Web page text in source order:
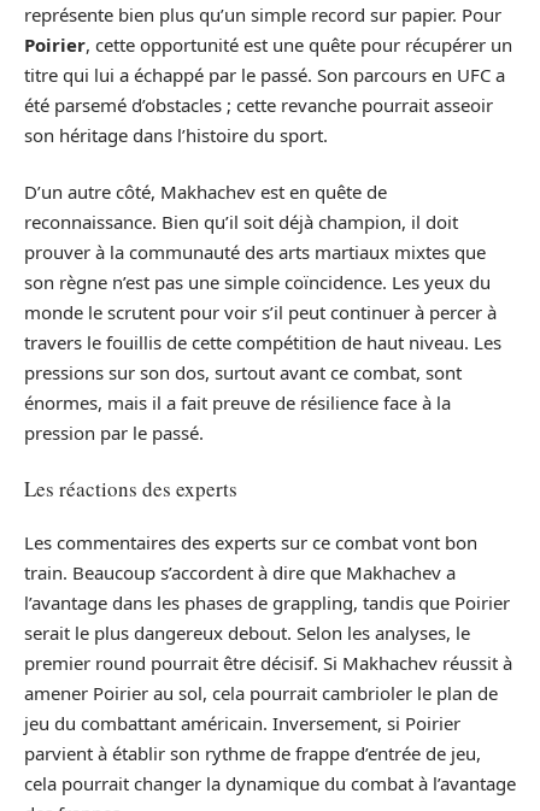
représente bien plus qu’un simple record sur papier. Pour
Poirier, cette opportunité est une quête pour récupérer un
titre qui lui a échappé par le passé. Son parcours en UFC a
été parsemé d’obstacles ; cette revanche pourrait asseoir
son héritage dans l’histoire du sport.
D’un autre côté, Makhachev est en quête de
reconnaissance. Bien qu’il soit déjà champion, il doit
prouver à la communauté des arts martiaux mixtes que
son règne n’est pas une simple coïncidence. Les yeux du
monde le scrutent pour voir s’il peut continuer à percer à
travers le fouillis de cette compétition de haut niveau. Les
pressions sur son dos, surtout avant ce combat, sont
énormes, mais il a fait preuve de résilience face à la
pression par le passé.
Les réactions des experts
Les commentaires des experts sur ce combat vont bon
train. Beaucoup s’accordent à dire que Makhachev a
l’avantage dans les phases de grappling, tandis que Poirier
serait le plus dangereux debout. Selon les analyses, le
premier round pourrait être décisif. Si Makhachev réussit à
amener Poirier au sol, cela pourrait cambrioler le plan de
jeu du combattant américain. Inversement, si Poirier
parvient à établir son rythme de frappe d’entrée de jeu,
cela pourrait changer la dynamique du combat à l’avantage